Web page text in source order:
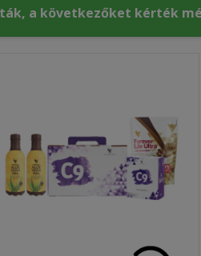
a következőket kérték